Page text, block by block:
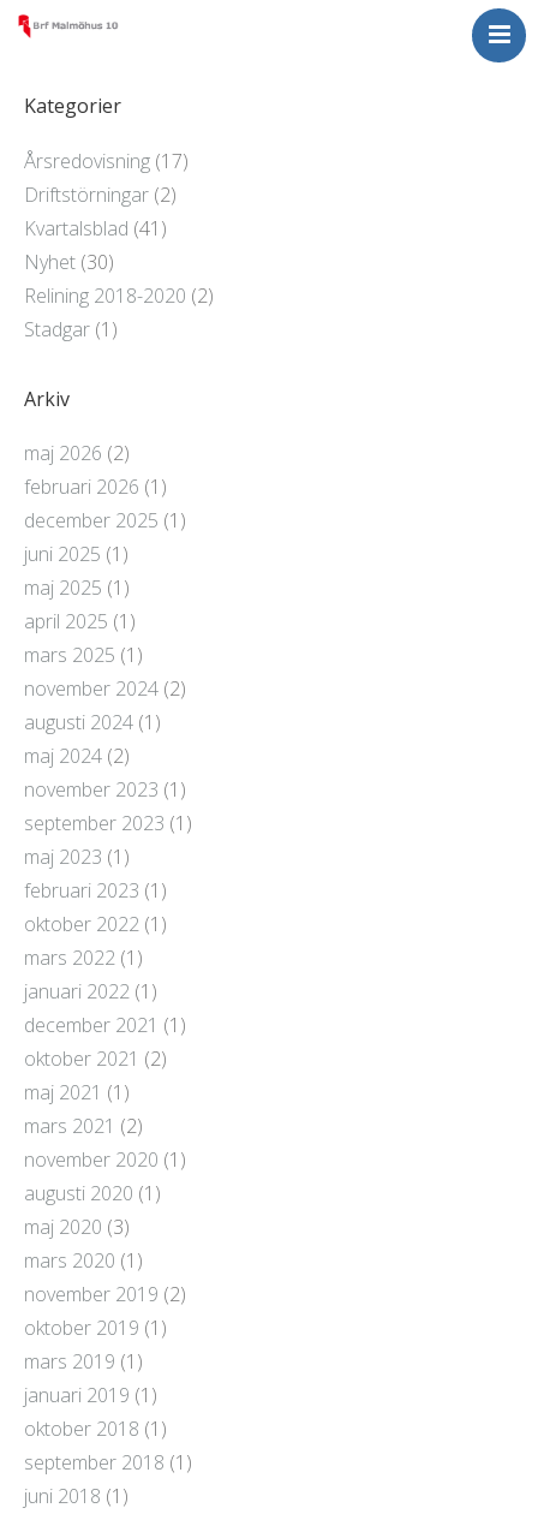
För medlemmar
Om Malmöhus 10
Kontakta oss
Kategorier
Årsredovisning (17)
Driftstörningar (2)
Kvartalsblad (41)
Nyhet (30)
Relining 2018-2020 (2)
Stadgar (1)
Arkiv
maj 2026 (2)
februari 2026 (1)
december 2025 (1)
juni 2025 (1)
maj 2025 (1)
april 2025 (1)
mars 2025 (1)
november 2024 (2)
augusti 2024 (1)
maj 2024 (2)
november 2023 (1)
september 2023 (1)
maj 2023 (1)
februari 2023 (1)
oktober 2022 (1)
mars 2022 (1)
januari 2022 (1)
december 2021 (1)
oktober 2021 (2)
maj 2021 (1)
mars 2021 (2)
november 2020 (1)
augusti 2020 (1)
maj 2020 (3)
mars 2020 (1)
november 2019 (2)
oktober 2019 (1)
mars 2019 (1)
januari 2019 (1)
oktober 2018 (1)
september 2018 (1)
juni 2018 (1)